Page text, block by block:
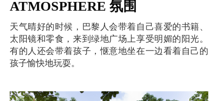
ATMOSPHERE 氛围
天气晴好的时候，巴黎人会带着自己喜爱的书籍、
太阳镜和零食，来到绿地广场上享受明媚的阳光。
有的人还会带着孩子，惬意地坐在一边看着自己的
孩子愉快地玩耍。